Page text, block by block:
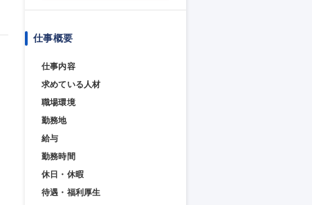
仕事概要
仕事内容
求めている人材
職場環境
勤務地
給与
勤務時間
休日・休暇
待遇・福利厚生